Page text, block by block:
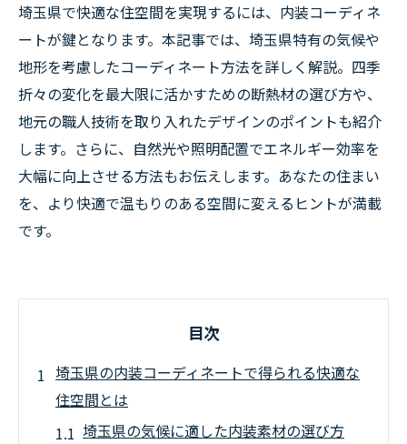
埼玉県で快適な住空間を実現するには、内装コーディネ
ートが鍵となります。本記事では、埼玉県特有の気候や
地形を考慮したコーディネート方法を詳しく解説。四季
折々の変化を最大限に活かすための断熱材の選び方や、
地元の職人技術を取り入れたデザインのポイントも紹介
します。さらに、自然光や照明配置でエネルギー効率を
大幅に向上させる方法もお伝えします。あなたの住まい
を、より快適で温もりのある空間に変えるヒントが満載
です。
目次
埼玉県の内装コーディネートで得られる快適な
住空間とは
埼玉県の気候に適した内装素材の選び方